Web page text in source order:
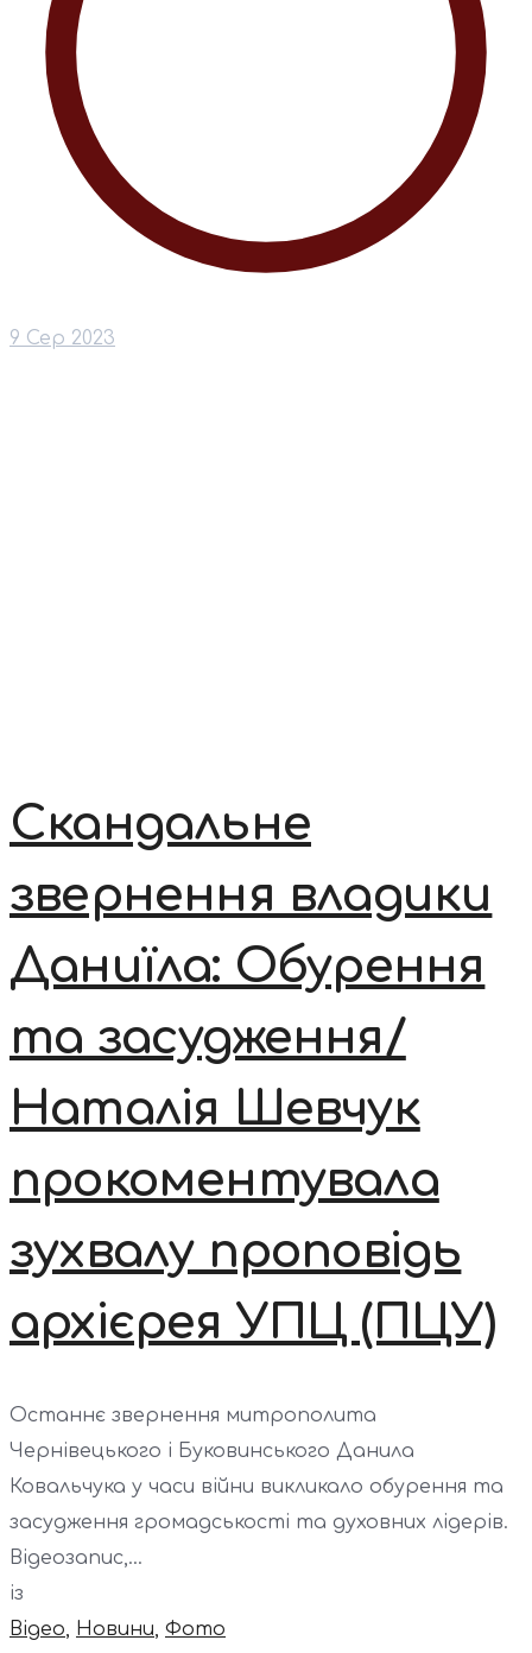
9 Сер 2023
Скандальне
звернення владики
Даниїла: Обурення
та засудження/
Наталія Шевчук
прокоментувала
зухвалу проповідь
архієрея УПЦ (ПЦУ)
Останнє звернення митрополита
Чернівецького і Буковинського Данила
Ковальчука у часи війни викликало обурення та
засудження громадськості та духовних лідерів.
Відеозапис,...
із
Відео, Новини, Фото